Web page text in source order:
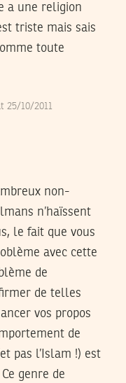
a une religion
triste mais sais
toute
25/10/2011
non-
n’haïssent
le fait que vous
avec cette
de
de telles
vos propos
de
pas l’Islam !) est
genre de